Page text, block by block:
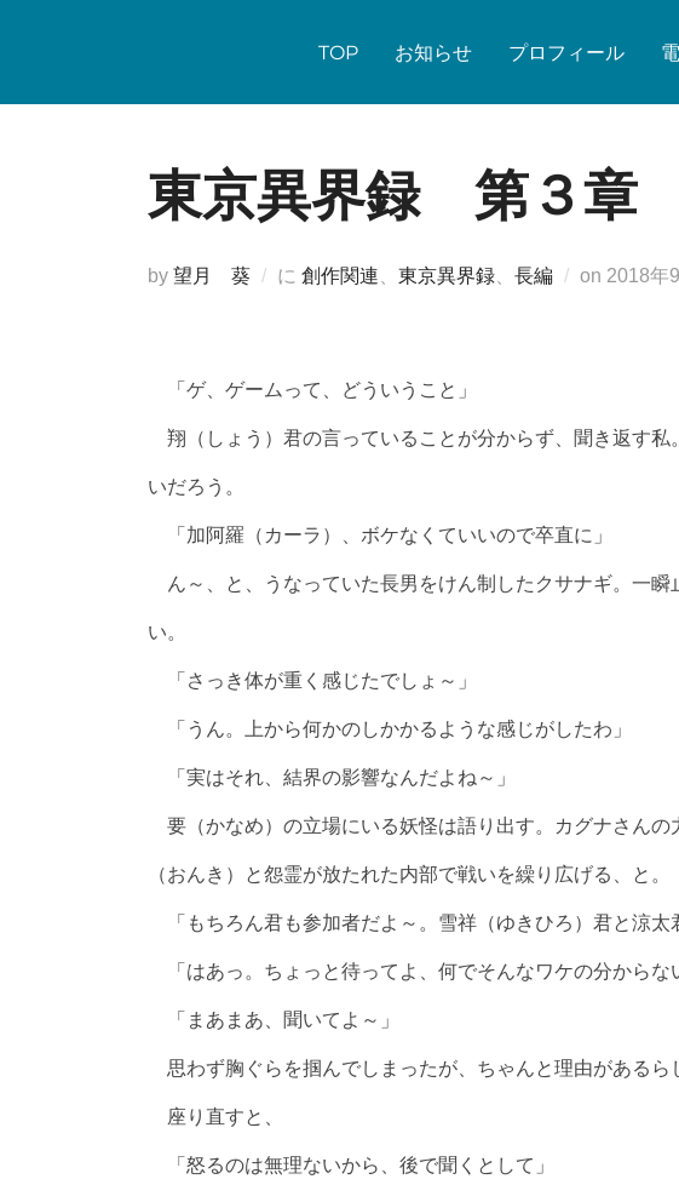
TOP お知らせ プロフィール
東京異界録 第３章
by 望月 葵 に 創作関連 東京異界録 長編 on 投
2018年
「ゲ、ゲームって、どういうこと」
翔（しょう）君の言っていることが分からず、聞き返す私
いだろう。
「加阿羅（カーラ）、ボケなくていいので卒直に」
ん～、と、うなっていた長男をけん制したクサナギ。一瞬
い。
「さっき体が重く感じたでしょ～」
「うん。上から何かのしかかるような感じがしたわ」
「実はそれ、結界の影響なんだよね～」
要（かなめ）の立場にいる妖怪は語り出す。カグナさん
（おんき）と怨霊が放たれた内部で戦いを繰り広げる、と。
「もちろん君も参加者だよ～。雪祥（ゆきひろ）君と涼太
「はあっ。ちょっと待ってよ、何でそんなワケの分からな
「まあまあ、聞いてよ～」
思わず胸ぐらを掴んでしまったが、ちゃんと理由があるら
座り直すと、
「怒るのは無理ないから、後で聞くとして」